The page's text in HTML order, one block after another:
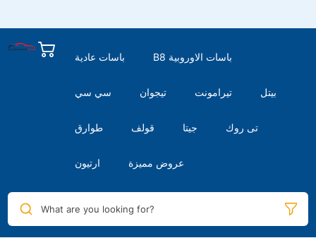
باسات عادية B8 باسات الاوروبية
سي سي تيجوان تيرامونت بيتل
طوارق قولف جيتا تى روك
ارتيون عروض مميزة
What are you looking for?